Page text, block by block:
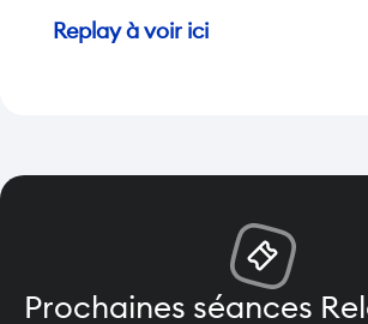
Replay à voir ici
Prochaines séances